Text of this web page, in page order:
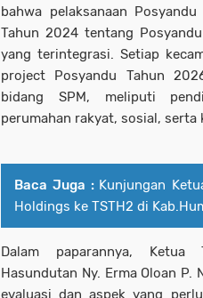
bahwa pelaksanaan
Tahun 2024 tentang
yang terintegrasi. Setiap
project Posyandu Tahun
bidang SPM, meliputi
perumahan rakyat, sosial,
Baca Juga : Kunjungan
Holdings ke TSTH2 di
Dalam paparannya, Ketua
Hasundutan Ny. Erma Oloan P.
evaluasi dan aspek yang